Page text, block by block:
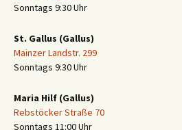
Sonntags 9:30 Uhr
St. Gallus (Gallus)
Mainzer Landstr. 299
Sonntags 9:30 Uhr
Maria Hilf (Gallus)
Rebstöcker Straße 70
Sonntags 11:00 Uhr